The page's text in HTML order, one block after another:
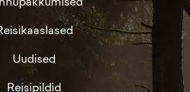
Uudised
Reisipildid